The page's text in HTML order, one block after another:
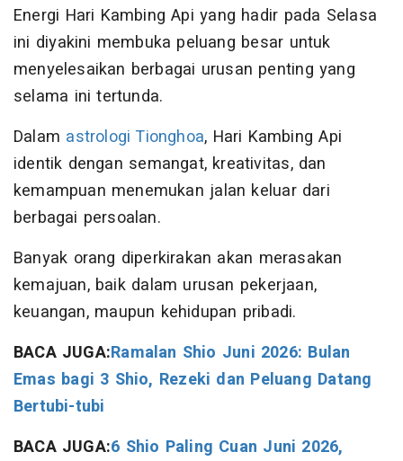
Energi Hari Kambing Api yang hadir pada Selasa
ini diyakini membuka peluang besar untuk
menyelesaikan berbagai urusan penting yang
selama ini tertunda.
Dalam astrologi Tionghoa, Hari Kambing Api
identik dengan semangat, kreativitas, dan
kemampuan menemukan jalan keluar dari
berbagai persoalan.
Banyak orang diperkirakan akan merasakan
kemajuan, baik dalam urusan pekerjaan,
keuangan, maupun kehidupan pribadi.
BACA JUGA:Ramalan Shio Juni 2026: Bulan
Emas bagi 3 Shio, Rezeki dan Peluang Datang
Bertubi-tubi
BACA JUGA:6 Shio Paling Cuan Juni 2026,